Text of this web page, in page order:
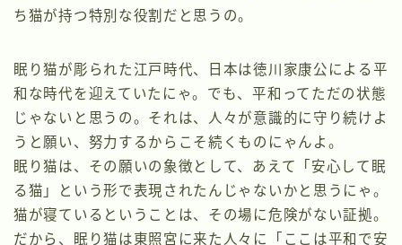
ち猫が持つ特別な役割だと思うの。
眠り猫が彫られた江戸時代、日本は徳川家康公による平
和な時代を迎えていたにゃ。でも、平和ってただの状態
じゃないと思うの。それは、人々が意識的に守り続けよ
うと願い、努力するからこそ続くものにゃんよ。
眠り猫は、その願いの象徴として、あえて「安心して眠
る猫」という形で表現されたんじゃないかと思うにゃ。
猫が寝ているということは、その場に危険がない証拠。
だから、眠り猫は東照宮に来た人々に「ここは平和で安